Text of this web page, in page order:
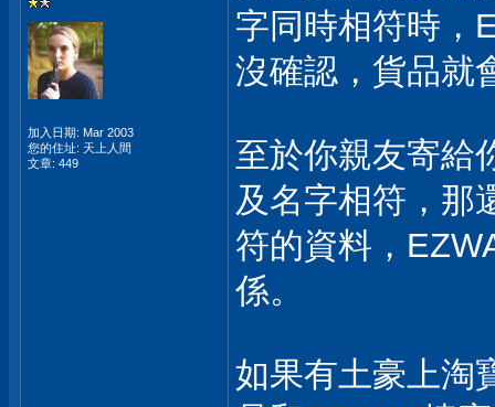
加入日期: Mar 2003
您的住址: 天上人間
文章: 449
字同時相符時，
沒確認，貨品就
至於你親友寄給
及名字相符，那
符的資料，
係。
如果有土豪上淘